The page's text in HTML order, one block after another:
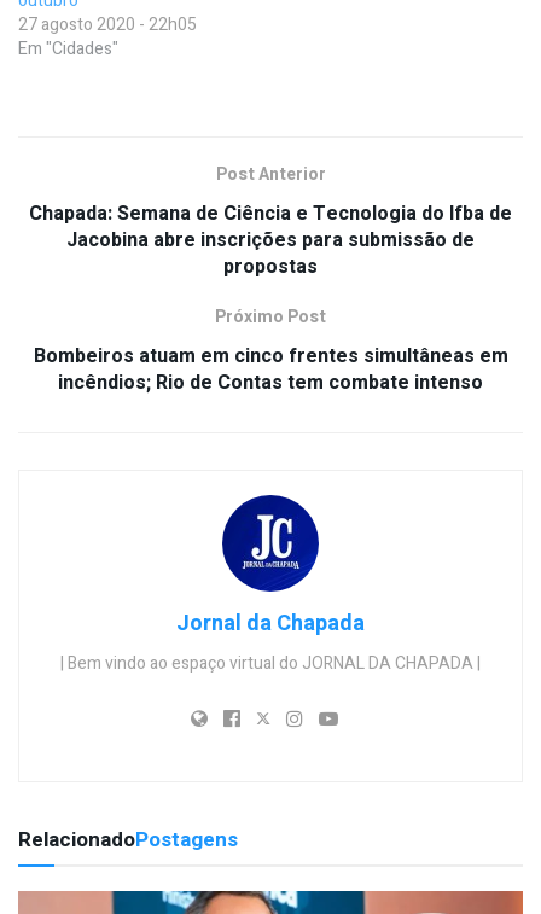
27 agosto 2020 - 22h05
Em "Cidades"
Post Anterior
Chapada: Semana de Ciência e Tecnologia do Ifba de
Jacobina abre inscrições para submissão de
propostas
Próximo Post
Bombeiros atuam em cinco frentes simultâneas em
incêndios; Rio de Contas tem combate intenso
Jornal da Chapada
| Bem vindo ao espaço virtual do JORNAL DA CHAPADA |
RelacionadoPostagens